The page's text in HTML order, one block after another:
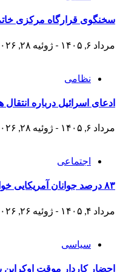
سخنگوی قرارگاه مرکزی
مرداد ۶, ۱۴۰۵ - ژوئیه ۲۸, ۲۰۲۶
نظامی
ادعای اسرائیل درباره
مرداد ۶, ۱۴۰۵ - ژوئیه ۲۸, ۲۰۲۶
اجتماعی
۸۳ درصد جوانان آمریکایی خواستار پایان فوری جنگ علیه ایران هستند
مرداد ۴, ۱۴۰۵ - ژوئیه ۲۶, ۲۰۲۶
سیاسی
احضار کاردار موقت